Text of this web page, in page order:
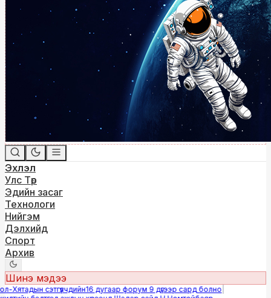
Эхлэл
Улс Төр
Эдийн засаг
Технологи
Нийгэм
Дэлхийд
Спорт
Архив
Шинэ мэдээ
сэтгүүлчдийн16 дугаар форум 9 дүгээр сард болно|